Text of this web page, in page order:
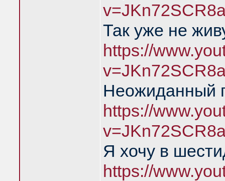
Так уже не
https://
Неожиданный
https://
Я хочу в
https://